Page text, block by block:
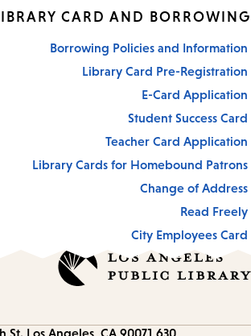
CARD AND BORROWING
Borrowing Policies and Information
Library Card Pre-Registration
E-Card Application
Student Success Card
Teacher Card Application
Library Cards for Homebound Patrons
Change of Address
Read Freely
City Employees Card
630 W Fifth St.
Los Angeles, CA 90071